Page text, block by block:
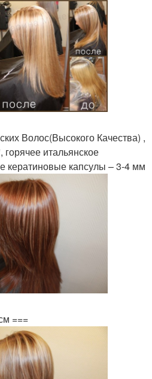
Волос(Высокого Качества) ,
итальянское
кератиновые капсулы – 3-4 мм
===